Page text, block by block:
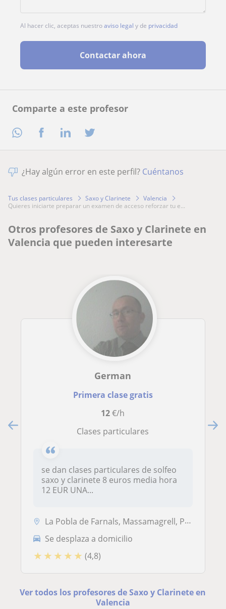
Comparte a este profesor
Al hacer clic, aceptas nuestroaviso legal y de privacidad
Contactar ahora
¿Hay algún error en este perfil? Cuéntanos
Tus clases particulares Saxo y Clarinete
Valencia
quieres iniciarte preparar un examen de acceso reforzar tu e...
Otros profesores de Saxo y Clarinete en
Valencia que pueden interesarte
German
Primera clase gratis
12€/h
clases particulares
se dan clases particulares de solfeo
saxo y clarinete 8 euros media hora
12 EUR UNA...
La Pobla de Farnals, Massamagrell, Puig, Rafelbuñol
Se desplaza a domicilio
★ ★ ★ ★ ★ (4,8)
Ver todos los profesores de Saxo y Clarinete en
Valencia